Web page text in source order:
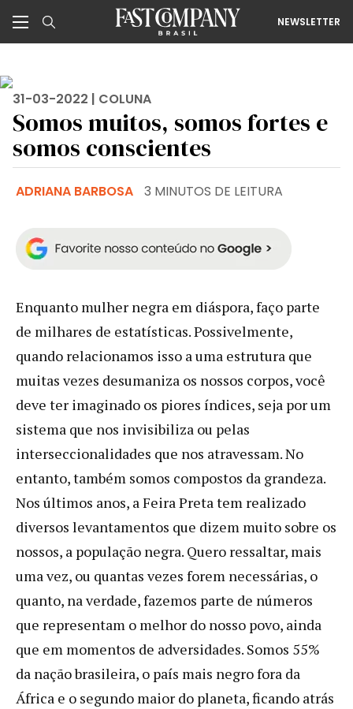
NEWSLETTER
31-03-2022 | COLUNA
Somos muitos, somos fortes e
somos conscientes
ADRIANA BARBOSA 3 MINUTOS DE LEITURA
Enquanto mulher negra em diáspora, faço parte
de milhares de estatísticas. Possivelmente,
quando relacionamos isso a uma estrutura que
muitas vezes desumaniza os nossos corpos, você
deve ter imaginado os piores índices, seja por um
sistema que nos invisibiliza ou pelas
interseccionalidades que nos atravessam. No
entanto, também somos compostos da grandeza.
Nos últimos anos, a Feira Preta tem realizado
diversos levantamentos que dizem muito sobre os
nossos, a população negra. Quero ressaltar, mais
uma vez, ou quantas vezes forem necessárias, o
quanto, na verdade, fazemos parte de números
que representam o melhor do nosso povo, ainda
que em momentos de adversidades. Somos 55%
da nação brasileira, o país mais negro fora da
África e o segundo maior do planeta, ficando atrás